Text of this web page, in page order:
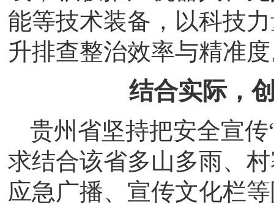
能等技术装备，以科技
升排查整治效率与精准
结合实际，
贵州省坚持把安全宣
求结合该省多山多雨、
应急广播、宣传文化栏